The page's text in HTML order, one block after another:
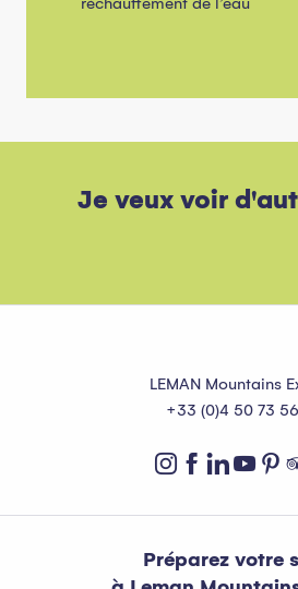
Je veux voir
Ski alpin
LEMAN Mountains
+33 (0)4 50 73
Préparez votre